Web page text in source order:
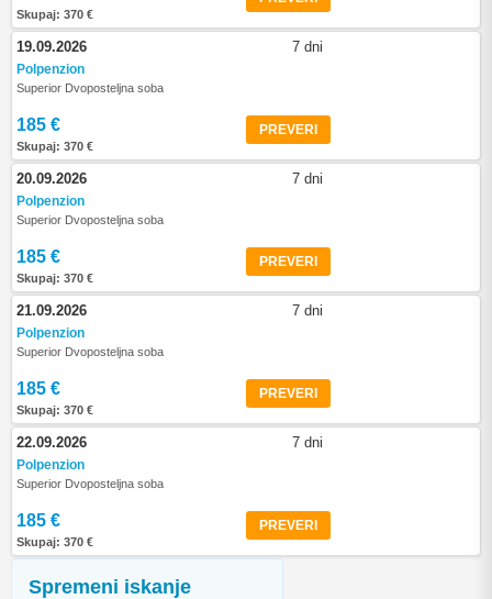
Spremeni iskanje
Skupaj: 370 €
19.09.2026 7 dni
Polpenzion
Superior Dvoposteljna soba
185 €
Skupaj: 370 €
PREVERI
20.09.2026 7 dni
Polpenzion
Superior Dvoposteljna soba
185 €
Skupaj: 370 €
PREVERI
21.09.2026 7 dni
Polpenzion
Superior Dvoposteljna soba
185 €
Skupaj: 370 €
PREVERI
22.09.2026 7 dni
Polpenzion
Superior Dvoposteljna soba
185 €
Skupaj: 370 €
PREVERI